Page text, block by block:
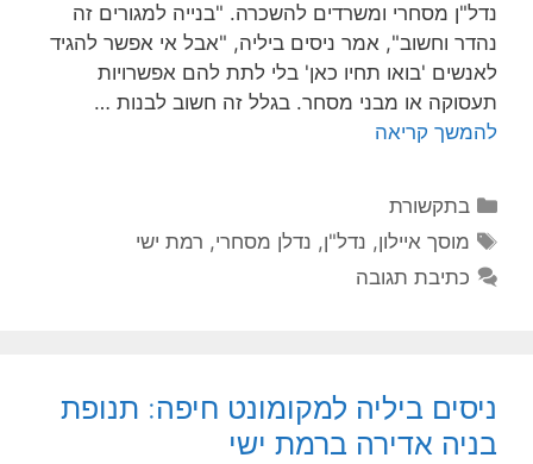
נדל"ן מסחרי ומשרדים להשכרה. "בנייה למגורים זה
נהדר וחשוב", אמר ניסים ביליה, "אבל אי אפשר להגיד
לאנשים 'בואו תחיו כאן' בלי לתת להם אפשרויות
תעסוקה או מבני מסחר. בגלל זה חשוב לבנות …
להמשך קריאה
קטגוריות
בתקשורת
תגיות
מוסך איילון, נדל"ן, נדלן מסחרי, רמת ישי
כתיבת תגובה
ניסים ביליה למקומונט חיפה: תנופת
בניה אדירה ברמת ישי